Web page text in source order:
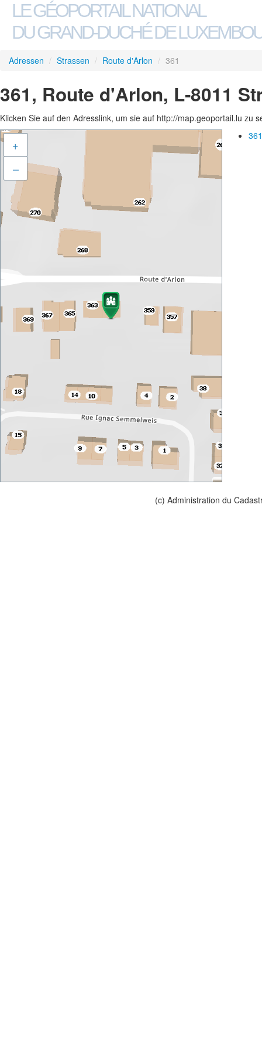
LE GÉOPORTAIL NATIONAL
DU GRAND-DUCHÉ DE
Adressen / Strassen / Route d'Arlon / 361
361, Route d'Arlon, L-8011
Klicken Sie auf den Adresslink, um sie auf http://map.geoportail.lu zu
+
–
(c) Administration du